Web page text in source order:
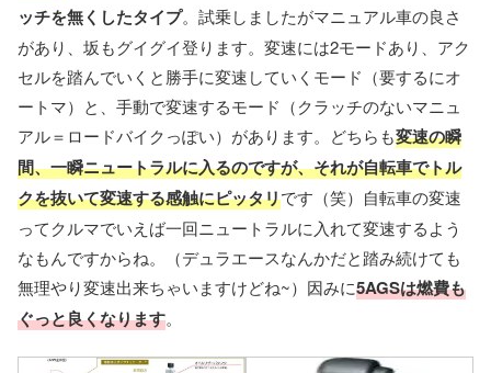
ッチを無くしたタイプ。試乗しましたがマニュアル車の良さ
があり、坂もグイグイ登ります。変速には2モードあり、アク
セルを踏んでいくと勝手に変速していくモード（要するにオ
ートマ）と、手動で変速するモード（クラッチのないマニュ
アル＝ロードバイクっぽい）があります。どちらも変速の瞬
間、一瞬ニュートラルに入るのですが、それが自転車でトル
クを抜いて変速する感触にピッタリです（笑）自転車の変速
ってクルマでいえば一回ニュートラルに入れて変速するよう
なもんですからね。（デュラエースなんかだと踏み続けても
無理やり変速出来ちゃいますけどね~）因みに5AGSは燃費も
ぐっと良くなります。